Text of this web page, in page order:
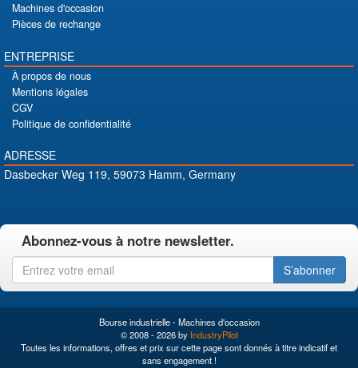
Machines d'occasion
Pièces de rechange
ENTREPRISE
À propos de nous
Mentions légales
CGV
Politique de confidentialité
ADRESSE
Dasbecker Weg 119, 59073 Hamm, Germany
Abonnez-vous à notre newsletter.
S’abonner
Bourse industrielle - Machines d'occasion
© 2008 - 2026 by IndustryPilot
Toutes les informations, offres et prix sur cette page sont donnés à titre indicatif et
sans engagement !